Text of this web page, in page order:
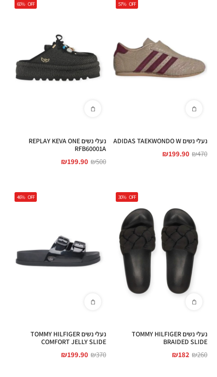
57% OFF
נעלי נשים ADIDAS TAEKWONDO W
₪470
₪199.90
60% OFF
נעלי נשים REPLAY KEVA ONE
RFB60001A
₪500
₪199.90
30% OFF
נעלי נשים TOMMY HILFIGER
BRAIDED SLIDE
₪260
₪182
46% OFF
נעלי נשים TOMMY HILFIGER
COMFORT JELLY SLIDE
₪370
₪199.90